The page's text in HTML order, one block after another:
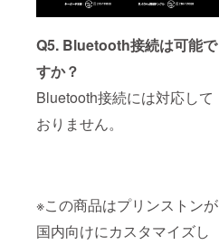
Q5. Bluetooth接続は可能で
すか？
Bluetooth接続には対応して
おりません。
※この商品はプリンストンが
国内向けにカスタマイズし